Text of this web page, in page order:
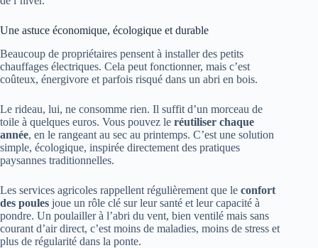
Une astuce économique, écologique et durable
Beaucoup de propriétaires pensent à installer des petits
chauffages électriques. Cela peut fonctionner, mais c’est
coûteux, énergivore et parfois risqué dans un abri en bois.
Le rideau, lui, ne consomme rien. Il suffit d’un morceau de
toile à quelques euros. Vous pouvez le réutiliser chaque
année, en le rangeant au sec au printemps. C’est une solution
simple, écologique, inspirée directement des pratiques
paysannes traditionnelles.
Les services agricoles rappellent régulièrement que le confort
des poules joue un rôle clé sur leur santé et leur capacité à
pondre. Un poulailler à l’abri du vent, bien ventilé mais sans
courant d’air direct, c’est moins de maladies, moins de stress et
plus de régularité dans la ponte.